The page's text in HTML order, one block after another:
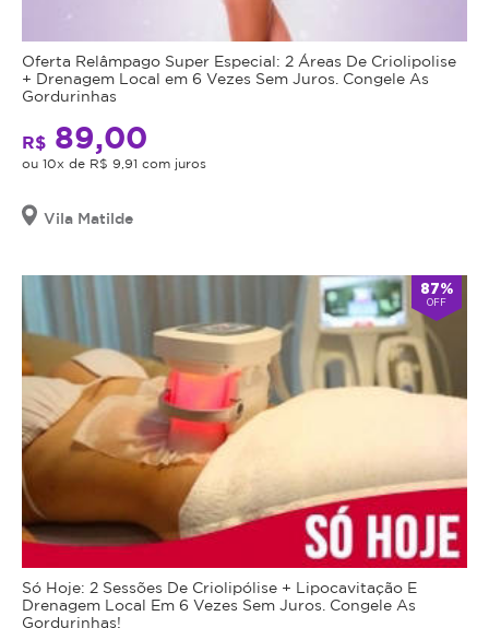
Oferta Relâmpago Super Especial: 2 Áreas De Criolipolise
+ Drenagem Local em 6 Vezes Sem Juros. Congele As
Gordurinhas
R$ 89,00
ou 10x de R$ 9,91 com juros
Vila Matilde
87%
OFF
Só Hoje: 2 Sessões De Criolipólise + Lipocavitação E
Drenagem Local Em 6 Vezes Sem Juros. Congele As
Gordurinhas!